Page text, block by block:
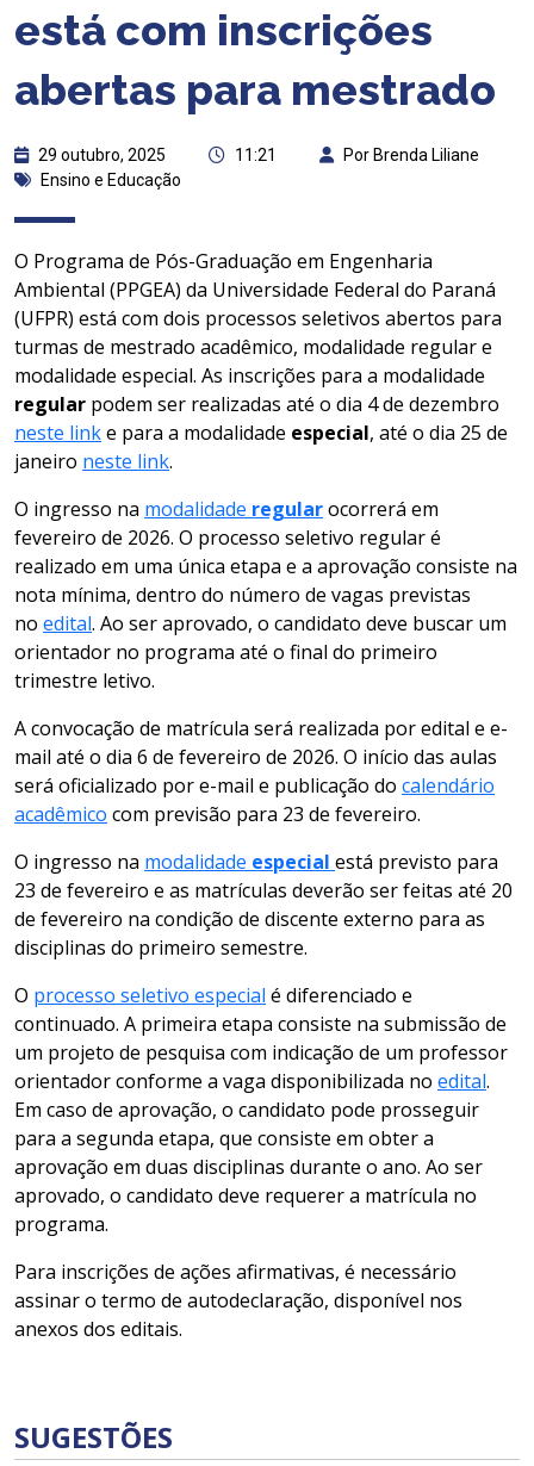
está com inscrições
abertas para mestrado
29 outubro, 2025 11:21
Por Brenda Liliane
Ensino e Educação
O Programa de Pós-Graduação em Engenharia
Ambiental (PPGEA) da Universidade Federal do Paraná
(UFPR) está com dois processos seletivos abertos para
turmas de mestrado acadêmico, modalidade regular e
modalidade especial. As inscrições para a modalidade
regular podem ser realizadas até o dia 4 de dezembro
neste linke para a modalidade especial, até o dia 25 de
janeiro neste link.
O ingresso na modalidade regularocorrerá em
fevereiro de 2026. O processo seletivo regular é
realizado em uma única etapa e a aprovação consiste na
nota mínima, dentro do número de vagas previstas
no edital. Ao ser aprovado, o candidato deve buscar um
orientador no programa até o final do primeiro
trimestre letivo.
A convocação de matrícula será realizada por edital e e-
mail até o dia 6 de fevereiro de 2026. O início das aulas
será oficializado por e-mail e publicação do calendário
acadêmico com previsão para 23 de fevereiro.
O ingresso na modalidade especial está previsto para
23 de fevereiro e as matrículas deverão ser feitas até 20
de fevereiro na condição de discente externo para as
disciplinas do primeiro semestre.
O processo seletivo especial é diferenciado e
continuado. A primeira etapa consiste na submissão de
um projeto de pesquisa com indicação de um professor
orientador conforme a vaga disponibilizada no edital.
Em caso de aprovação, o candidato pode prosseguir
para a segunda etapa, que consiste em obter a
aprovação em duas disciplinas durante o ano. Ao ser
aprovado, o candidato deve requerer a matrícula no
programa.
Para inscrições de ações afirmativas, é necessário
assinar o termo de autodeclaração, disponível nos
anexos dos editais.
SUGESTÕES